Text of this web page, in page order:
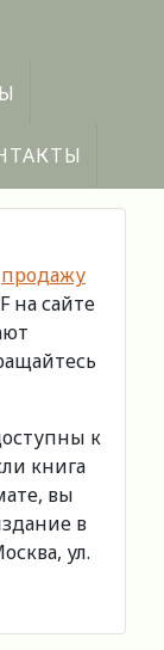
продажу
на сайте
к
книга
вы
в
ул.